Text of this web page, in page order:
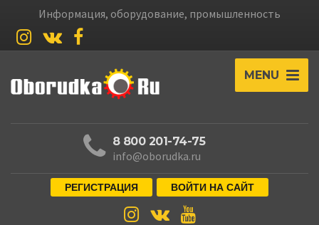
Информация, оборудование, промышленность
MENU
8 800 201-74-75
info@oborudka.ru
РЕГИСТРАЦИЯ ВОЙТИ НА САЙТ